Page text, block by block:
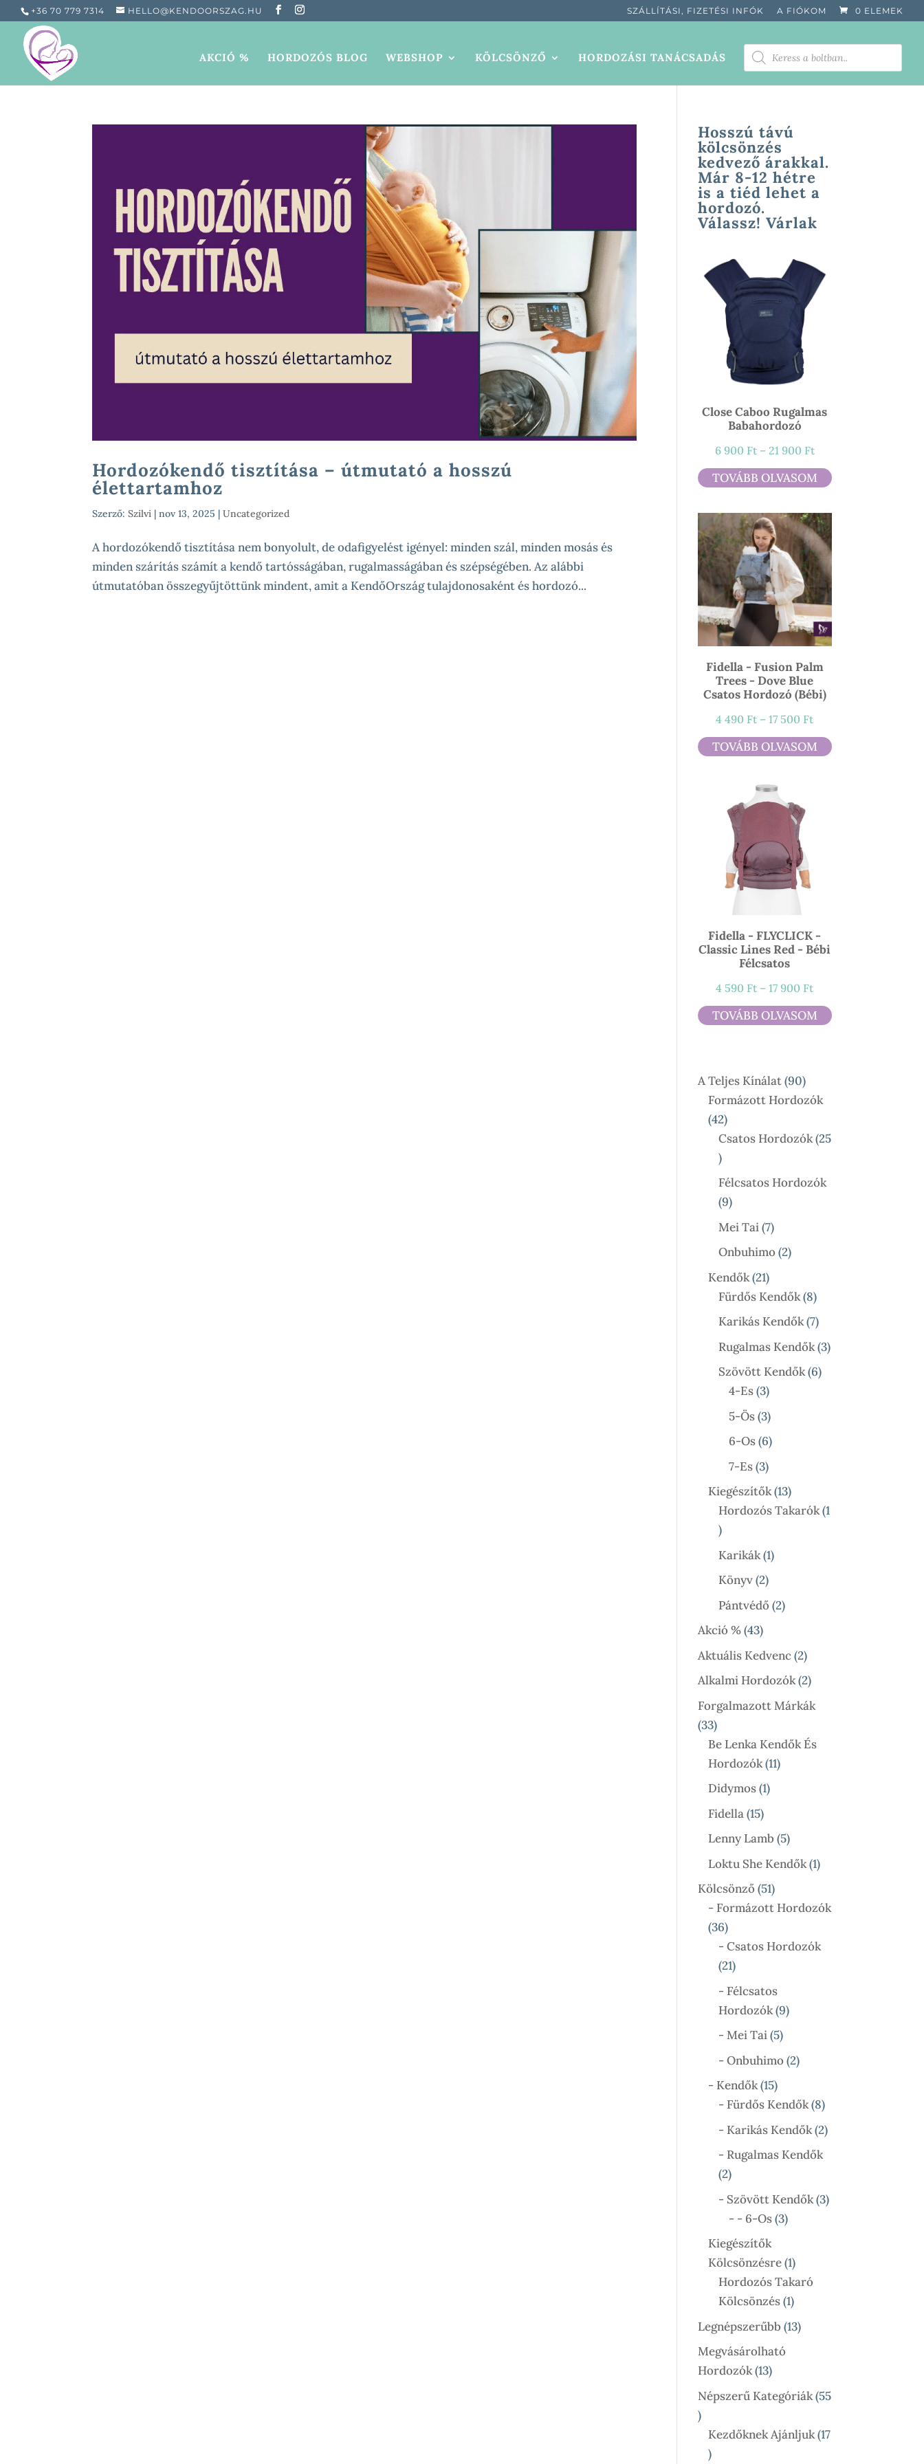
+36 70 779 7314 HELLO@KENDOORSZAG.HU SZÁLLÍTÁSI, FIZETÉSI INFÓK A FIÓKOM 0 ELEMEK
AKCIÓ % HORDOZÓS BLOG WEBSHOP KÖLCSÖNZŐ HORDOZÁSI TANÁCSADÁS
PRODUCTS
SEARCH
Hordozókendő tisztítása – útmutató a hosszú
élettartamhoz
Szerző:Szilvi |nov 13, 2025 |Uncategorized
A hordozókendő tisztítása nem bonyolult, de odafigyelést igényel: minden szál, minden mosás és
minden szárítás számít a kendő tartósságában, rugalmasságában és szépségében. Az alábbi
útmutatóban összegyűjtöttünk mindent, amit a KendőOrszág tulajdonosaként és hordozó...
Hosszú távú
kölcsönzés
kedvező árakkal.
Már 8-12 hétre
is a tiéd lehet a
hordozó.
Válassz! Várlak
Close Caboo Rugalmas
Babahordozó
6 900 Ft – 21 900 FtÁrtartomány:
6
900 Ft
21
900 Ft
TOVÁBB OLVASOM
Fidella - Fusion Palm
Trees - Dove Blue
Csatos Hordozó (bébi)
4 490 Ft – 17 500 FtÁrtartomány:
4
490 Ft
TOVÁBB OLVASOM
Fidella - FLYCLICK -
Classic Lines Red - Bébi
Félcsatos
4 590 Ft – 17 900 FtÁrtartomány:
4
590 Ft
TOVÁBB OLVASOM
A Teljes Kínálat 9090
Termék
Formázott Hordozók
4242
Termék
Csatos Hordozók 25
25
Termék
Félcsatos Hordozók
99
Termék
Mei Tai 77
Termék
Onbuhimo 22
Kendők 2121
Termék
Fürdős Kendők 88
Termék
Karikás Kendők 77
Termék
Rugalmas Kendők 33
Szövött Kendők 66
4-Es 33
Termék
5-Ös 33
Termék
6-Os 66
7-Es 33
Termék
Kiegészítők 1313
Termék
Hordozós Takarók 1
1
Termék
Karikák 11
Könyv 22
Termék
Pántvédő 22
Akció % 4343
Termék
Aktuális Kedvenc 22
Termék
Alkalmi Hordozók 22
Termék
Forgalmazott Márkák
3333
Termék
Be Lenka Kendők És
Hordozók 1111
Didymos 11
Fidella 1515
Termék
Lenny Lamb 55
Termék
Loktu She Kendők 11
Kölcsönző 5151
Termék
- Formázott Hordozók
3636
Termék
- Csatos Hordozók
2121
Termék
- Félcsatos
Hordozók 99
- Mei Tai 55
Termék
- Onbuhimo 22
- Kendők 1515
Termék
- Fürdős Kendők 88
Termék
- Karikás Kendők 22
- Rugalmas Kendők
22
Termék
- Szövött Kendők 33
- - 6-Os 33
Kiegészítők
Kölcsönzésre 11
Termék
Hordozós Takaró
Kölcsönzés 11
Termék
Legnépszerűbb 1313
Megvásárolható
Hordozók 1313
Termék
Népszerű Kategóriák 55
55
Termék
Kezdőknek Ajánljuk 17
17